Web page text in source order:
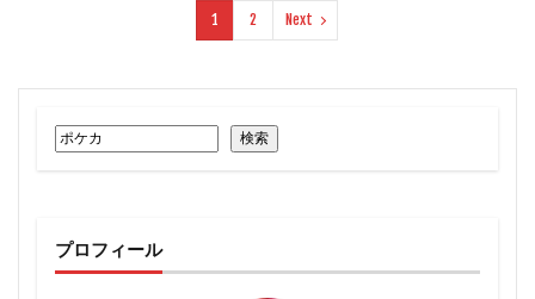
1 2 Next
検索
プロフィール